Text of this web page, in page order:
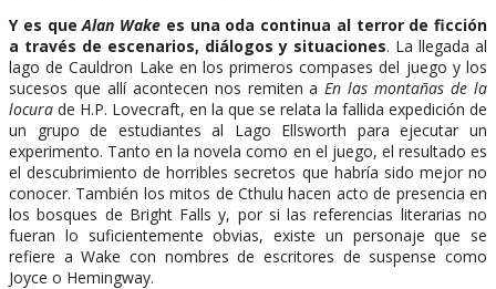
Y es queAlan Wake es una oda continua al terror de ficción
a través de escenarios, diálogos y situaciones. La llegada al
lago de Cauldron Lake en los primeros compases del juego y los
sucesos que allí acontecen nos remiten a En las montañas de la
locura de H.P. Lovecraft, en la que se relata la fallida expedición de
un grupo de estudiantes al Lago Ellsworth para ejecutar un
experimento. Tanto en la novela como en el juego, el resultado es
el descubrimiento de horribles secretos que habría sido mejor no
conocer. También los mitos de Cthulu hacen acto de presencia en
los bosques de Bright Falls y, por si las referencias literarias no
fueran lo suficientemente obvias, existe un personaje que se
refiere a Wake con nombres de escritores de suspense como
Joyce o Hemingway.